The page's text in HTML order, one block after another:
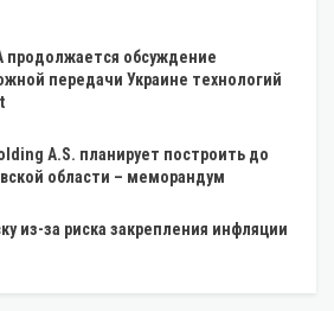
продолжается обсуждение
передачи Украине технологий
A.S. планирует построить до
области – меморандум
из-за риска закрепления инфляции